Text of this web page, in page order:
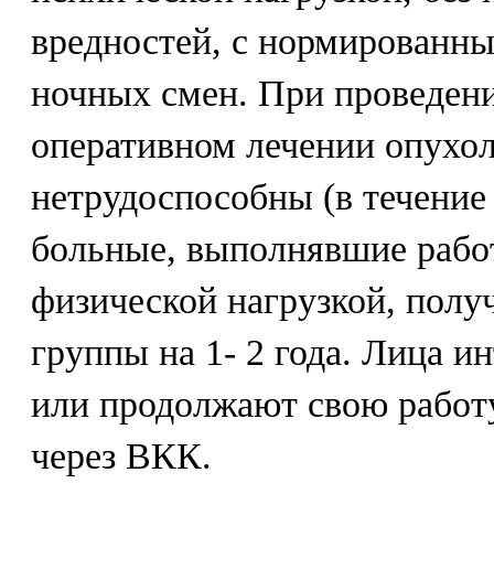
вредностей, с
ночных смен. При
оперативном лечении
нетрудоспособны (в
больные, выполнявшие
физической нагрузкой,
группы на 1- 2 года. Лица
или продолжают свою
через ВКК.